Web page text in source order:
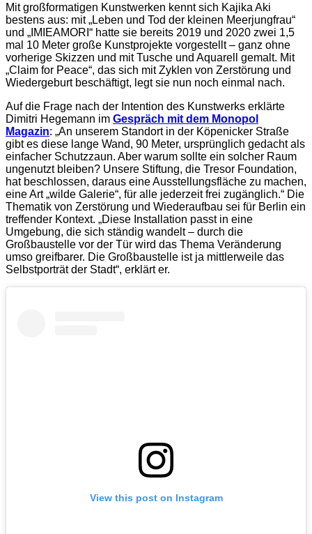
Mit großformatigen Kunstwerken kennt sich Kajika Aki
bestens aus: mit „Leben und Tod der kleinen Meerjungfrau“
und „IMIEAMORI“ hatte sie bereits 2019 und 2020 zwei 1,5
mal 10 Meter große Kunstprojekte vorgestellt – ganz ohne
vorherige Skizzen und mit Tusche und Aquarell gemalt. Mit
„Claim for Peace“, das sich mit Zyklen von Zerstörung und
Wiedergeburt beschäftigt, legt sie nun noch einmal nach.
Auf die Frage nach der Intention des Kunstwerks erklärte
Dimitri Hegemann im Gespräch mit dem Monopol
Magazin: „An unserem Standort in der Köpenicker Straße
gibt es diese lange Wand, 90 Meter, ursprünglich gedacht als
einfacher Schutzzaun. Aber warum sollte ein solcher Raum
ungenutzt bleiben? Unsere Stiftung, die Tresor Foundation,
hat beschlossen, daraus eine Ausstellungsfläche zu machen,
eine Art „wilde Galerie“, für alle jederzeit frei zugänglich.“ Die
Thematik von Zerstörung und Wiederaufbau sei für Berlin ein
treffender Kontext. „Diese Installation passt in eine
Umgebung, die sich ständig wandelt – durch die
Großbaustelle vor der Tür wird das Thema Veränderung
umso greifbarer. Die Großbaustelle ist ja mittlerweile das
Selbstporträt der Stadt“, erklärt er.
View this post on Instagram